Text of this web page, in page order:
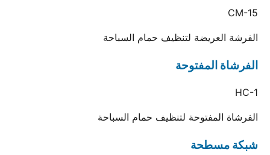
CM-15
الفرشة العريضة لتنظيف حمام السباحة
الفرشاة المفتوحة
HC-1
الفرشاة المفتوحة لتنظيف حمام السباحة
شبكة مسطحة